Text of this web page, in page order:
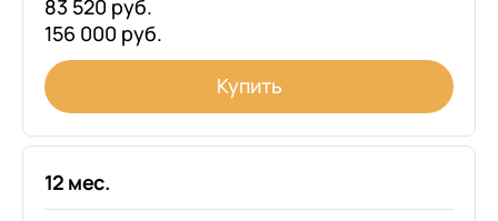
83 520 руб.
156 000 руб.
Купить
12 мес.
Я даю согласие на обработку
данных в соответствии с
Конфиденциальности
Конфиденциальности